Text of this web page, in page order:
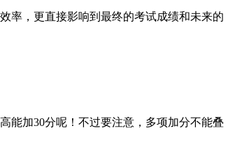
率，更直接影响到最终的考试成绩和未来的
加30分呢！不过要注意，多项加分不能叠